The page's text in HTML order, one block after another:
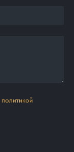
политикой